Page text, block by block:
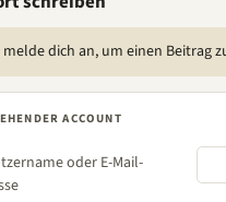
dich an, um einen Beitrag
ACCOUNT
oder E-Mail-